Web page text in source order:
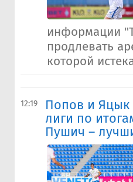
информации
продлевать
которой
12:19
Попов и Яцык
лиги по
Пушич –